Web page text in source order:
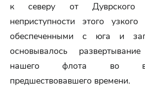
к северу от Дуврского
неприступности этого
обеспеченными с юга и
основывалось
нашего флота во
предшествовавшего времени.